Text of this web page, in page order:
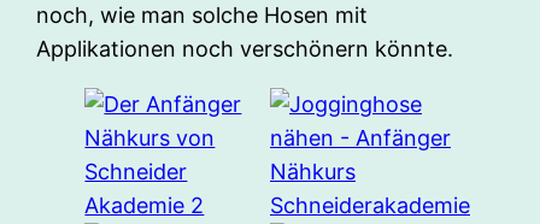
noch, wie man solche Hosen mit
Applikationen noch verschönern könnte.